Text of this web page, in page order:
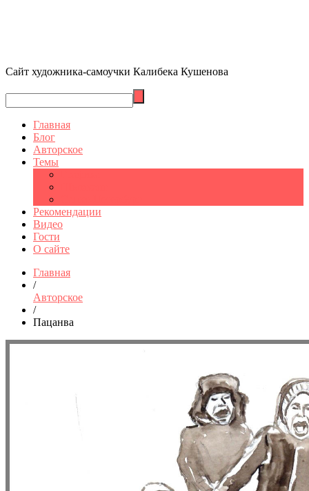
Сайт художника-самоучки Калибека Кушенова
Главная
Блог
Авторское
Темы
Рекомендации
Видео
Гости
О сайте
Главная
/
Авторское
/
Пацанва